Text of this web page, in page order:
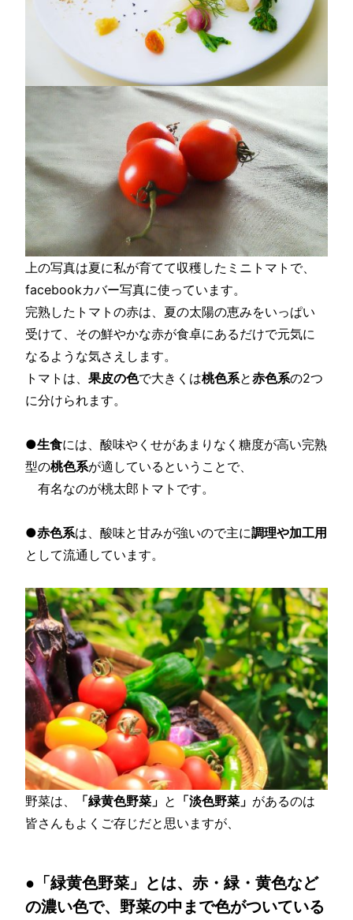
上の写真は夏に私が育てて収穫したミニトマトで、
facebookカバー写真に使っています。
完熟したトマトの赤は、夏の太陽の恵みをいっぱい
受けて、その鮮やかな赤が食卓にあるだけで元気に
なるような気さえします。
トマトは、果皮の色で大きくは桃色系と赤色系の2つ
に分けられます。
●生食には、酸味やくせがあまりなく糖度が高い完熟
型の桃色系が適しているということで、
有名なのが桃太郎トマトです。
●赤色系は、酸味と甘みが強いので主に調理や加工用
として流通しています。
野菜は、 「緑黄色野菜」 と 「淡色野菜」 があるのは
皆さんもよくご存じだと思いますが、
●「緑黄色野菜」とは、赤・緑・黄色など
の濃い色で、野菜の中まで色がついている